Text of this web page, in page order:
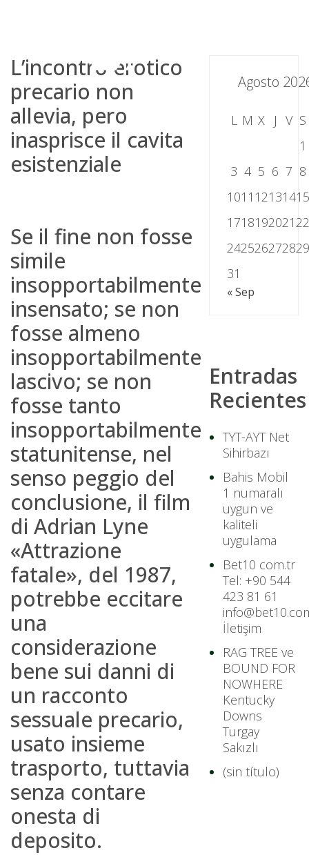
L’incontro erotico
precario non
allevia, pero
inasprisce il cavita
esistenziale
Se il fine non fosse
simile
insopportabilmente
insensato; se non
fosse almeno
insopportabilmente
lascivo; se non
fosse tanto
insopportabilmente
statunitense, nel
senso peggio del
conclusione, il film
di Adrian Lyne
«Attrazione
fatale», del 1987,
potrebbe eccitare
una
considerazione
bene sui danni di
un racconto
sessuale precario,
usato insieme
trasporto, tuttavia
senza contare
onesta di
deposito.
Agosto
L M X J V S
1
3 4 5 6 7 8
1011 121314
1718192021
2425262728
31
« Sep
Entradas
Recientes
TYT-AYT Net
Sihirbazı
Bahis Mobil
1 numaralı
uygun ve
kaliteli
uygulama
Bet10 com.tr
Tel: +90 544
423 81 61
İletişim
RAG TREE ve
BOUND FOR
NOWHERE
Kentucky
Downs
Turgay
Sakızlı
(sin título)